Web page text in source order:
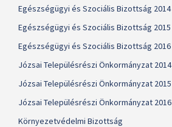
Egészségügyi és Szociális Bizottság 2014
Egészségügyi és Szociális Bizottság 2015
Egészségügyi és Szociális Bizottság 2016
Józsai Településrészi Önkormányzat 2014
Józsai Településrészi Önkormányzat 2015
Józsai Településrészi Önkormányzat 2016
Környezetvédelmi Bizottság